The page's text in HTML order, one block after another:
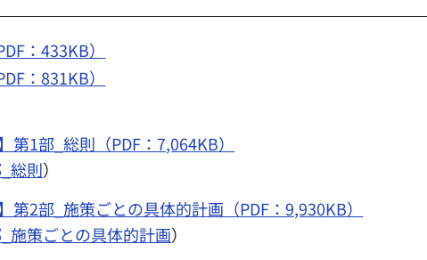
：433KB）
：831KB）
第1部_総則（PDF：7,064KB）
総則）
第2部_施策ごとの具体的計画（PDF：9,930KB）
施策ごとの具体的計画）